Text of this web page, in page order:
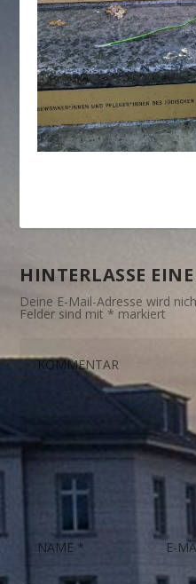
HINTERLASSE
Deine E-Mail-Adresse wird
Felder sind mit* markiert